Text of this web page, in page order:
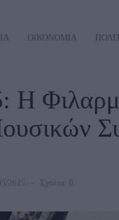
ΟΙΚΟΝΟΜΙΑ
2025 Σχόλια: 0